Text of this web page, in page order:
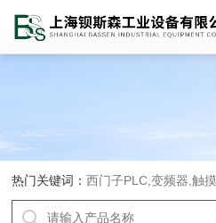
热门关键词：西门子PLC,变频器,触